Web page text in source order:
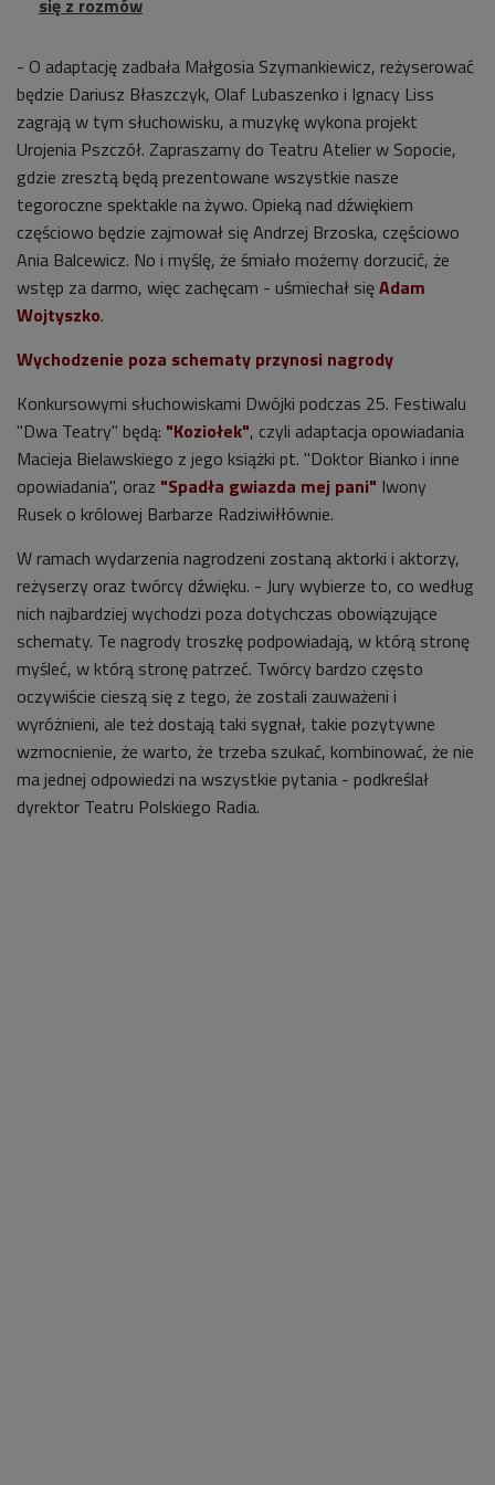
się z rozmów
- O adaptację zadbała Małgosia Szymankiewicz, reżyserować
będzie Dariusz Błaszczyk, Olaf Lubaszenko i Ignacy Liss
zagrają w tym słuchowisku, a muzykę wykona projekt
Urojenia Pszczół. Zapraszamy do Teatru Atelier w Sopocie,
gdzie zresztą będą prezentowane wszystkie nasze
tegoroczne spektakle na żywo. Opieką nad dźwiękiem
częściowo będzie zajmował się Andrzej Brzoska, częściowo
Ania Balcewicz. No i myślę, że śmiało możemy dorzucić, że
wstęp za darmo, więc zachęcam - uśmiechał sięAdam
Wojtyszko.
Wychodzenie poza schematy przynosi nagrody
Konkursowymi słuchowiskami Dwójki podczas 25. Festiwalu
"Dwa Teatry" będą: "Koziołek", czyli adaptacja opowiadania
Macieja Bielawskiego z jego książki pt. "Doktor Bianko i inne
opowiadania", oraz "Spadła gwiazda mej pani" Iwony
Rusek o królowej Barbarze Radziwiłłównie.
W ramach wydarzenia nagrodzeni zostaną aktorki i aktorzy,
reżyserzy oraz twórcy dźwięku. - Jury wybierze to, co według
nich najbardziej wychodzi poza dotychczas obowiązujące
schematy. Te nagrody troszkę podpowiadają, w którą stronę
myśleć, w którą stronę patrzeć. Twórcy bardzo często
oczywiście cieszą się z tego, że zostali zauważeni i
wyróżnieni, ale też dostają taki sygnał, takie pozytywne
wzmocnienie, że warto, że trzeba szukać, kombinować, że nie
ma jednej odpowiedzi na wszystkie pytania - podkreślał
dyrektor Teatru Polskiego Radia.